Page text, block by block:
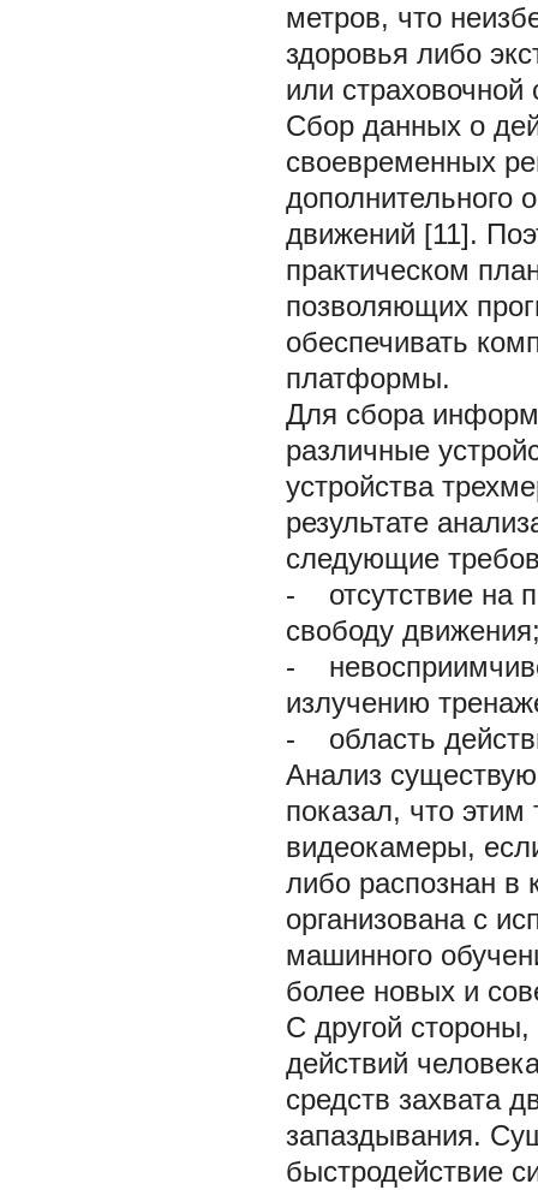
метров, что
здоровья либо
или
Сбор данных о
своевременных
дополнительного
движений [11].
практическом
позволяющих
обеспечивать
платформы.
Для сбора
различные
устройства
результате
следующие
-
отсутствие на
свободу
-
излучению
-
область
Анализ
показал, что этим
видеокамеры,
либо распознан в
организована с
машинного
более новых и
С другой
действий
средств захвата
запаздывания.
быстродействие